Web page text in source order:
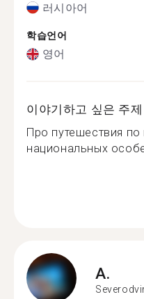
러시아어
학습언어
영어
이야기하고 싶은 주제
Про путешествия
национальных
A.